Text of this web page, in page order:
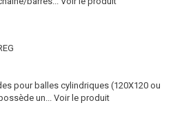
pour balles cylindriques (120X120 ou
un...
Voir le produit